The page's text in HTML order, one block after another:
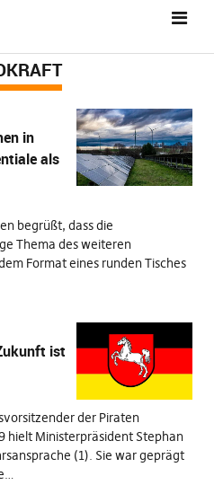
in
als
begrüßt, dass die
Thema des weiteren
Format eines runden Tisches
ist
der Piraten
hielt Ministerpräsident Stephan
(1). Sie war geprägt